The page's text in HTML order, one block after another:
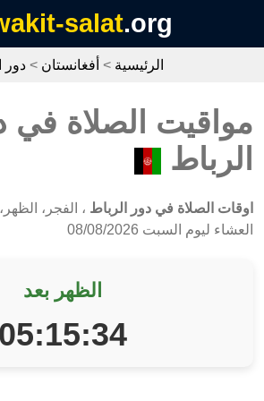
salat.org
الرئيسية > أفغانستان > دور
مواقيت الصلاة في
الرباط
اوقات الصلاة في دور الرباط ، الفجر،
العشاء ليوم السبت 08/08/2026
الظهر بعد
05:15:34